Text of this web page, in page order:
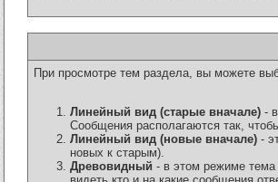
При просмотре тем раздела, вы можете
Линейный вид (старые вначале) -
Сообщения располагаются так,
Линейный вид (новые вначале) -
новых к старым).
Древовидный - в этом режиме тема